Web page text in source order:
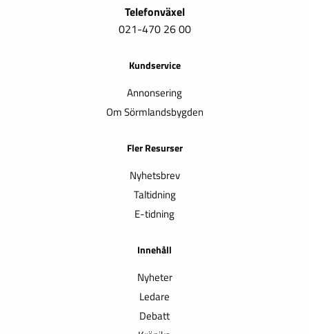
Telefonväxel
021-470 26 00
Kundservice
Annonsering
Om Sörmlandsbygden
Fler Resurser
Nyhetsbrev
Taltidning
E-tidning
Innehåll
Nyheter
Ledare
Debatt